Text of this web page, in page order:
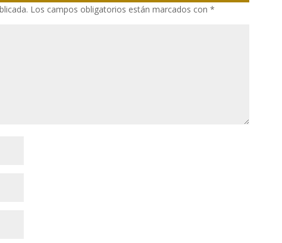
Los campos obligatorios están marcados con*